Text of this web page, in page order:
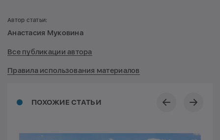
ПОХОЖИЕ СТАТЬИ
Автор статьи:
Анастасия Муковина
Все публикации автора
Правила использования материалов